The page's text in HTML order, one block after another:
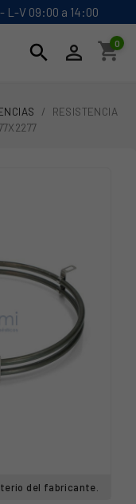
L-V 09:00 a 14:00
search  shopping_cart
0
RESISTENCIA
del fabricante.